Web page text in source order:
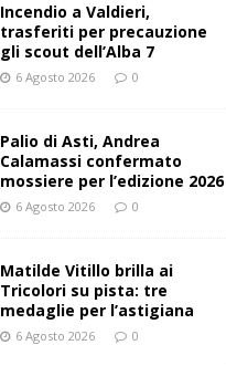
Incendio a Valdieri,
trasferiti per precauzione
gli scout dell’Alba 7
6 Agosto 2026 0
Palio di Asti, Andrea
Calamassi confermato
mossiere per l’edizione 2026
6 Agosto 2026 0
Matilde Vitillo brilla ai
Tricolori su pista: tre
medaglie per l’astigiana
6 Agosto 2026 0